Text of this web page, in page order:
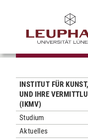
INSTITUT FÜR
UND IHRE
(IKMV)
Studium
Aktuelles